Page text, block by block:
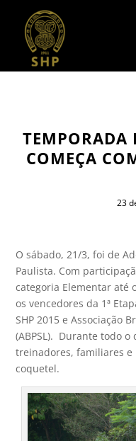
TEMPORADA
COMEÇA
23
O sábado, 21/3, foi de
Paulista. Com
categoria Elementar até
os vencedores da 1ª
SHP 2015 e Associação
(ABPSL). Durante todo o
treinadores, familiares
coquetel.